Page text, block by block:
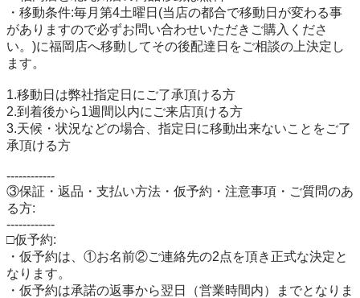
・移動条件:毎月第4土曜日(当店の都合で移動日が変わる事
がありますので必ずお問い合わせいただきご購入くださ
い。)に福岡店へ移動してその後配達日をご相談の上決定し
ます。
1.移動日は弊社指定日にご了承頂ける方
2.到着後から1週間以内にご来店頂ける方
3.天候・状況などの場合、指定日に移動出来ないことをご了
承頂ける方
------------
③保証・返品・支払い方法・仮予約・注意事項・ご質問のあ
る方:
------------
□仮予約:
・仮予約は、①お名前②ご連絡先の2点を頂き正式な決定と
なります。
・仮予約は承諾の返事から翌日（営業時間内）までとなりま